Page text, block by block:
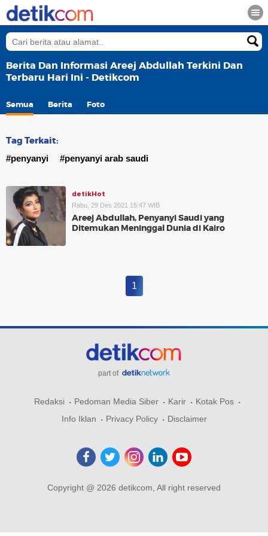
Berita Dan Informasi Areej Abdullah Terkini Dan
Terbaru Hari Ini - Detikcom
Semua Berita Foto
Tag Terkait:
#penyanyi #penyanyi arab saudi
detikHot
Rabu, 29 Des 2021 15:47 WIB
Areej Abdullah, Penyanyi Saudi yang
Ditemukan Meninggal Dunia di Kairo
1
part of
Redaksi Pedoman Media Siber Karir
Kotak Pos
Info Iklan
Privacy Policy Disclaimer
Copyright @ 2026 detikcom, All right reserved